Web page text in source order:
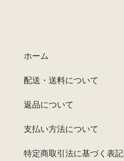
ホーム
配送・送料について
返品について
支払い方法について
特定商取引法に基づく表記